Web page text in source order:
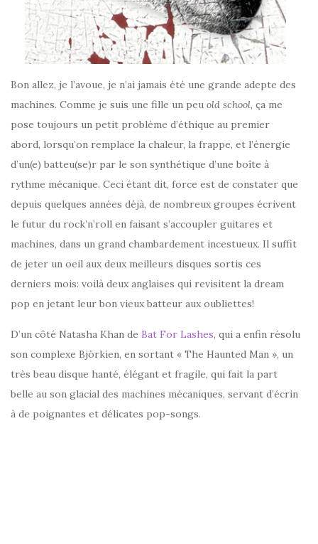
Bon allez, je l’avoue, je n’ai jamais été une grande adepte des
machines. Comme je suis une fille un peu old school, ça me
pose toujours un petit problème d’éthique au premier
abord, lorsqu’on remplace la chaleur, la frappe, et l’énergie
d’un(e) batteu(se)r par le son synthétique d’une boîte à
rythme mécanique. Ceci étant dit, force est de constater que
depuis quelques années déjà, de nombreux groupes écrivent
le futur du rock’n’roll en faisant s’accoupler guitares et
machines, dans un grand chambardement incestueux. Il suffit
de jeter un oeil aux deux meilleurs disques sortis ces
derniers mois: voilà deux anglaises qui revisitent la dream
pop en jetant leur bon vieux batteur aux oubliettes!
D’un côté Natasha Khan de Bat For Lashes, qui a enfin résolu
son complexe Björkien, en sortant « The Haunted Man », un
très beau disque hanté, élégant et fragile, qui fait la part
belle au son glacial des machines mécaniques, servant d’écrin
à de poignantes et délicates pop-songs.